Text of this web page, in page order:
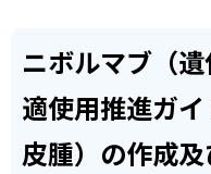
ニボルマブ（
適使用推進ガ
皮腫）の作成